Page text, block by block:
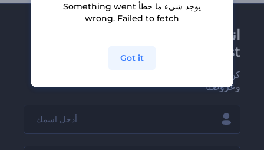
انضم إلى نشرة
Renderforest الإخبارية
كن من بين أوائل من يستلمون أحدث أخبارنا
وعروضنا
يوجد شيء ما خطأ Something went
wrong. Failed to fetch
Got it